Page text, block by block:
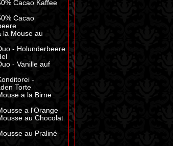
Cacao Kaffee
Cacao
la Mouse au
- Holunderbeere
- Vanille auf
-
Torte
a la Birne
a l'Orange
au Chocolat
au Praliné